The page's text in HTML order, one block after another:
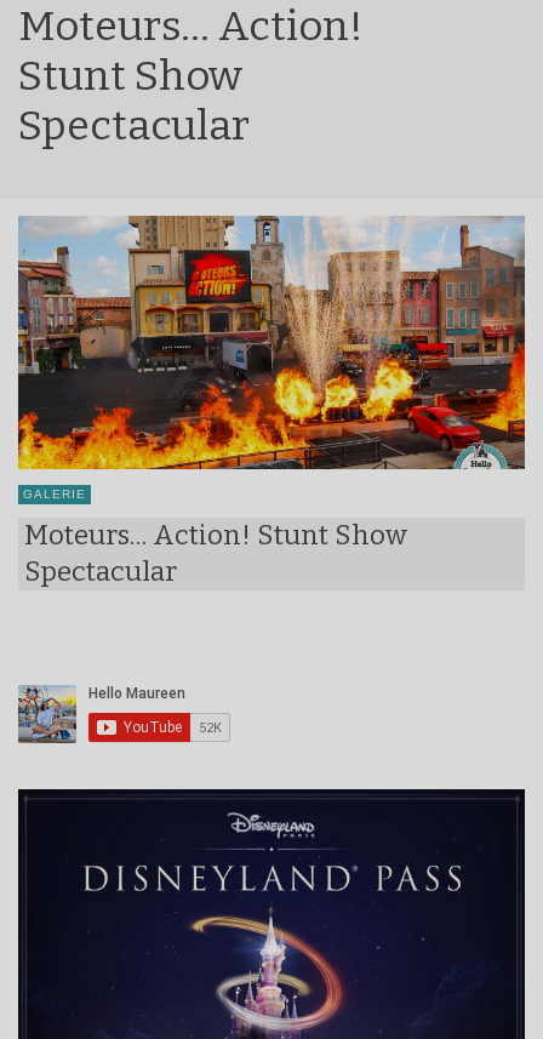
Moteurs… Action!
Stunt Show
Spectacular
GALERIE
Moteurs… Action! Stunt Show
Spectacular